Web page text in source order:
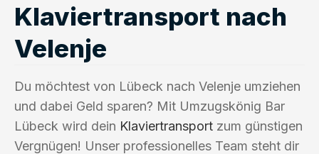
Klaviertransport nach
Velenje
Du möchtest von Lübeck nach Velenje umziehen
und dabei Geld sparen? Mit Umzugskönig Bar
Lübeck wird dein Klaviertransport zum günstigen
Vergnügen! Unser professionelles Team steht dir